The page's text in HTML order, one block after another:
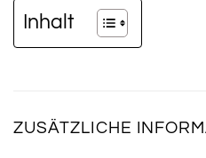
Inhalt
ZUSÄTZLICHE